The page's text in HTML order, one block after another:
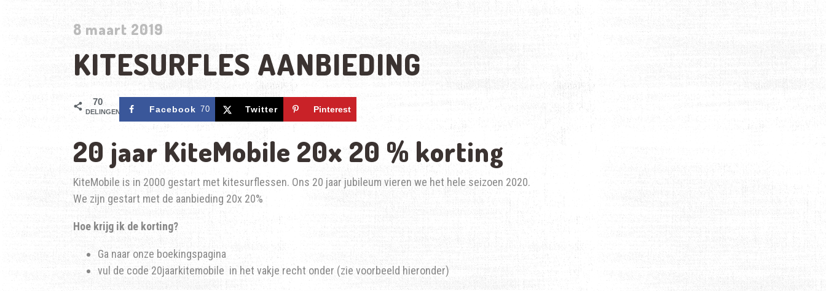
8 maart 2019
KITESURFLES AANBIEDING
70
DELINGEN Facebook 70 Twitter Pinterest
20 jaar KiteMobile 20x 20 % korting
KiteMobile is in 2000 gestart met kitesurflessen. Ons 20 jaar jubileum vieren we het hele seizoen 2020.
We zijn gestart met de aanbieding 20x 20%
Hoe krijg ik de korting?
Ga naar onze boekingspagina
vul de code 20jaarkitemobile in het vakje recht onder (zie voorbeeld hieronder)